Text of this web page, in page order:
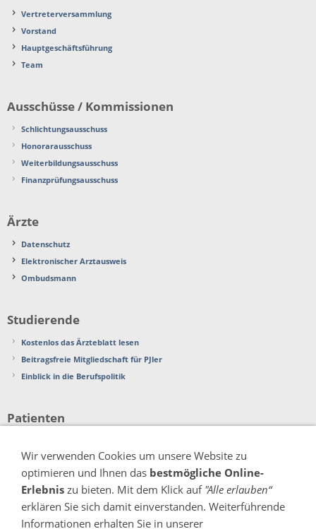
Vertreterversammlung
Vorstand
Hauptgeschäftsführung
Team
Ausschüsse / Kommissionen
Schlichtungsausschuss
Honorarausschuss
Weiterbildungsausschuss
Finanzprüfungsausschuss
Ärzte
Datenschutz
Elektronischer Arztausweis
Ombudsmann
Studierende
Kostenlos das Ärzteblatt lesen
Beitragsfreie Mitgliedschaft für PJler
Einblick in die Berufspolitik
Patienten
Patientenverfügung
Organspende
Verschiedenes
Wir verwenden Cookies um unsere Website zu
optimieren und Ihnen das bestmögliche Online-
Erlebnis zu bieten. Mit dem Klick auf "Alle erlauben“
erklären Sie sich damit einverstanden. Weiterführende
Informationen erhalten Sie in unserer